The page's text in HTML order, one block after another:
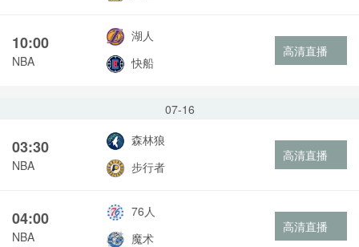
10:00
NBA
湖人
快船
高清直播
07-16
03:30
NBA
森林狼
步行者
高清直播
04:00
NBA
76人
魔术
高清直播